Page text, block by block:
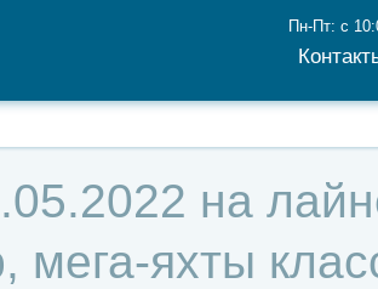
Пн-Пт: с
на
мега-яхты